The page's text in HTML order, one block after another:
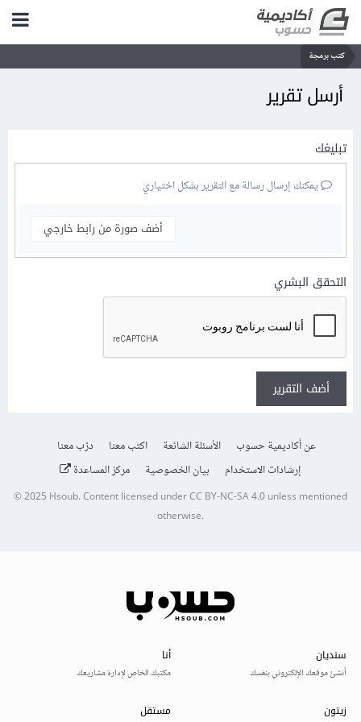
كتب برمجة
أرسل تقرير
تبليغك
يمكنك إرسال رسالة مع التقرير بشكل اختياري
أضف صورة من رابط خارجي
التحقق البشري
أضف التقرير
عن أكاديمية حسوب الأسئلة الشائعة اكتب معنا
درّب معنا
إرشادات الاستخدام
بيان الخصوصية مركز المساعدة
© 2025 Hsoub.Content licensed underCC BY-NC-SA 4.0unless mentioned
otherwise.